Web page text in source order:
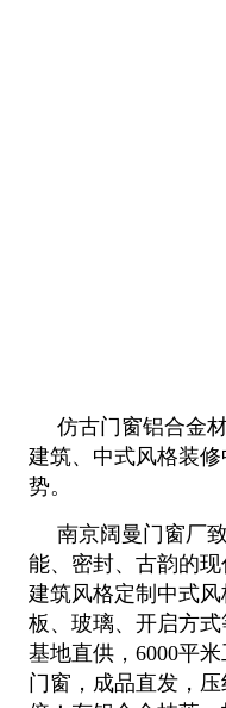
仿古门窗铝合金
建筑、中式风格装
势。
南京阔曼门窗厂
能、密封、古韵的
建筑风格定制中式
板、玻璃、开启方
基地直供，6000平
门窗，成品直发，